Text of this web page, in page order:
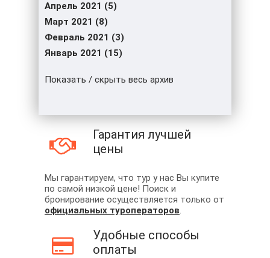
Апрель 2021 (5)
Март 2021 (8)
Февраль 2021 (3)
Январь 2021 (15)
Показать / скрыть весь архив
Гарантия лучшей
цены
Мы гарантируем, что тур у нас Вы купите
по самой низкой цене! Поиск и
бронирование осуществляется только от
официальных туроператоров.
Удобные способы
оплаты